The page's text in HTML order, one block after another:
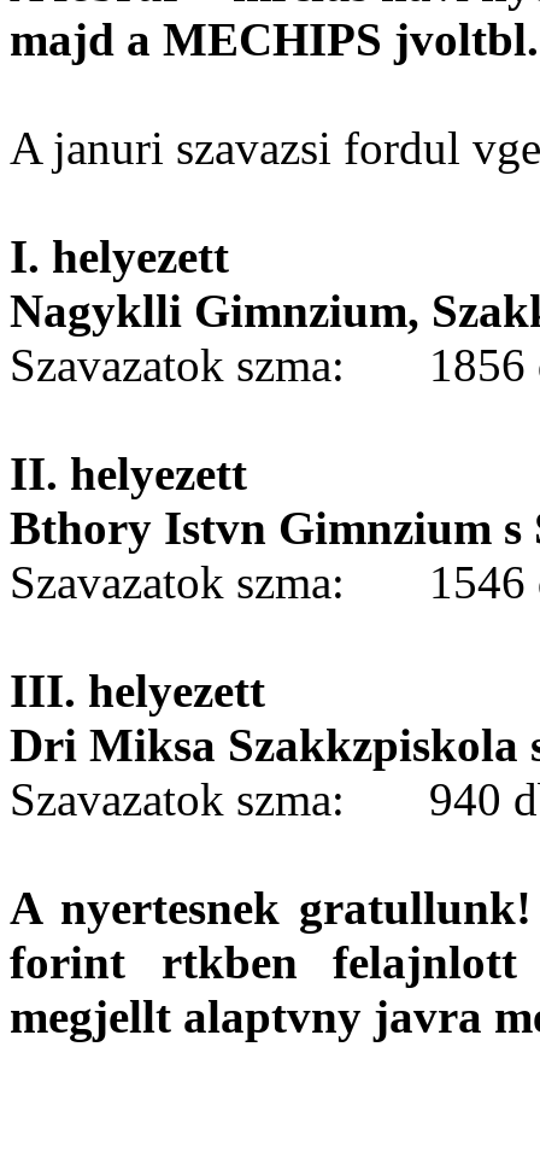
majd a MECHIPS jvoltbl.
A januri szavazsi fordul
I. helyezett
Nagyklli Gimnzium,
Szavazatok szma: 1856
II. helyezett
Bthory Istvn Gimnzium
Szavazatok szma: 1546
III. helyezett
Dri Miksa Szakkzpiskola
Szavazatok szma: 940
A nyertesnek
forint rtkben
megjellt alaptvny javra